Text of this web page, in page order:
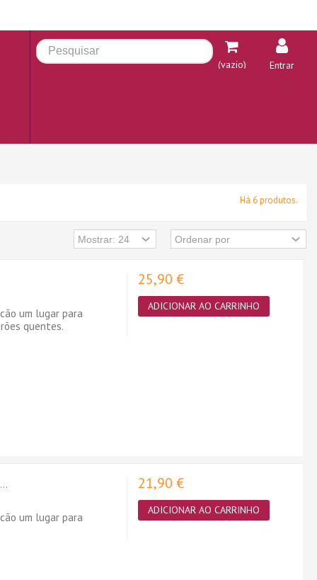
(vazio) Entrar
Há 6 produtos.
um lugar para
quentes.
25,90 €
ADICIONAR AO CARRINHO
um lugar para
21,90 €
ADICIONAR AO CARRINHO